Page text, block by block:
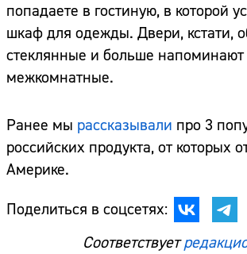
попадаете в гостиную, в которой
шкаф для одежды. Двери, кстати,
стеклянные и больше напоминают
межкомнатные.
Ранее мы рассказывали про 3
российских продукта, от которых
Америке.
Поделиться в соцсетях:
Соответствует